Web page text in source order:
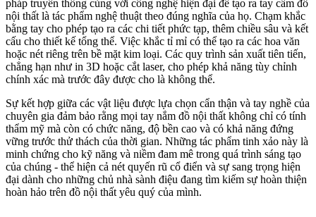
pháp truyền thống cùng với công nghệ hiện đại để tạo ra tay cầm đồ
nội thất là tác phẩm nghệ thuật theo đúng nghĩa của họ. Chạm khắc
bằng tay cho phép tạo ra các chi tiết phức tạp, thêm chiều sâu và kết
cấu cho thiết kế tổng thể. Việc khắc tỉ mỉ có thể tạo ra các hoa văn
hoặc nét riêng trên bề mặt kim loại. Các quy trình sản xuất tiên tiến,
chẳng hạn như in 3D hoặc cắt laser, cho phép khả năng tùy chỉnh
chính xác mà trước đây được cho là không thể.
Sự kết hợp giữa các vật liệu được lựa chọn cẩn thận và tay nghề của
chuyên gia đảm bảo rằng mọi tay nắm đồ nội thất không chỉ có tính
thẩm mỹ mà còn có chức năng, độ bền cao và có khả năng đứng
vững trước thử thách của thời gian. Những tác phẩm tinh xảo này là
minh chứng cho kỹ năng và niềm đam mê trong quá trình sáng tạo
của chúng - thể hiện cả nét quyến rũ cổ điển và sự sang trọng hiện
đại dành cho những chủ nhà sành điệu đang tìm kiếm sự hoàn thiện
hoàn hảo trên đồ nội thất yêu quý của mình.